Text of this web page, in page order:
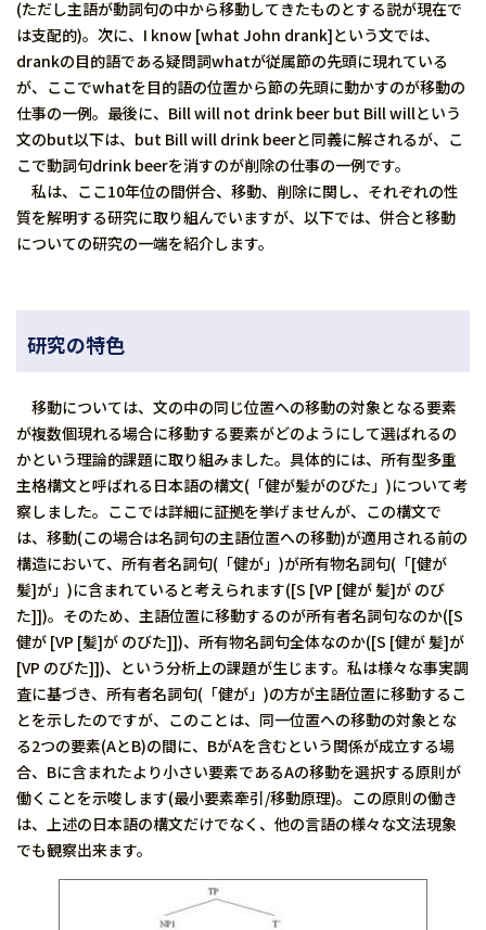
(ただし主語が動詞句の中から移動してきたものとする説が現在で
は支配的)。次に、I know [what John drank]という文では、
drankの目的語である疑問詞whatが従属節の先頭に現れている
が、ここでwhatを目的語の位置から節の先頭に動かすのが移動の
仕事の一例。最後に、Bill will not drink beer but Bill willという
文のbut以下は、but Bill will drink beerと同義に解されるが、こ
こで動詞句drink beerを消すのが削除の仕事の一例です。
私は、ここ10年位の間併合、移動、削除に関し、それぞれの性
質を解明する研究に取り組んでいますが、以下では、併合と移動
についての研究の一端を紹介します。
研究の特色
移動については、文の中の同じ位置への移動の対象となる要素
が複数個現れる場合に移動する要素がどのようにして選ばれるの
かという理論的課題に取り組みました。具体的には、所有型多重
主格構文と呼ばれる日本語の構文(「健が髪がのびた」)について考
察しました。ここでは詳細に証拠を挙げませんが、この構文で
は、移動(この場合は名詞句の主語位置への移動)が適用される前の
構造において、所有者名詞句(「健が」)が所有物名詞句(「[健が
髪]が」)に含まれていると考えられます([S [VP [健が 髪]が のび
た]])。そのため、主語位置に移動するのが所有者名詞句なのか([S
健が [VP [髪]が のびた]])、所有物名詞句全体なのか([S [健が 髪]が
[VP のびた]])、という分析上の課題が生じます。私は様々な事実調
査に基づき、所有者名詞句(「健が」)の方が主語位置に移動するこ
とを示したのですが、このことは、同一位置への移動の対象とな
る2つの要素(AとB)の間に、BがAを含むという関係が成立する場
合、Bに含まれたより小さい要素であるAの移動を選択する原則が
働くことを示唆します(最小要素牽引/移動原理)。この原則の働き
は、上述の日本語の構文だけでなく、他の言語の様々な文法現象
でも観察出来ます。